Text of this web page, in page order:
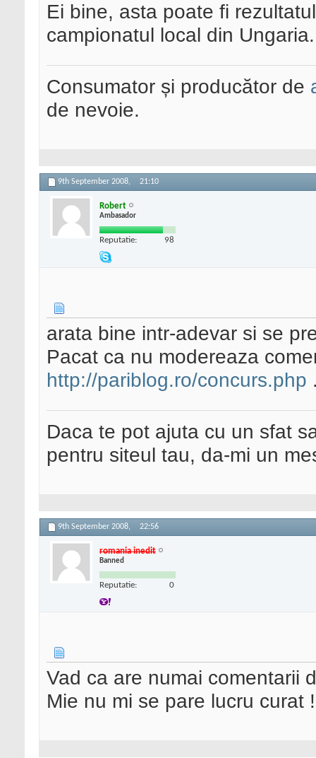
Ei bine, asta poate fi
campionatul local din
Consumator și producător de
de nevoie.
9th September 2008, 21:10
Robert
Ambasador
Reputatie: 98
arata bine intr-adevar si se
Pacat ca nu modereaza
http://pariblog.ro/concurs.php
Daca te pot ajuta cu un sfat
pentru siteul tau, da-mi un
9th September 2008, 22:56
romania inedit
Banned
Reputatie: 0
Vad ca are numai comentarii
Mie nu mi se pare lucru curat !